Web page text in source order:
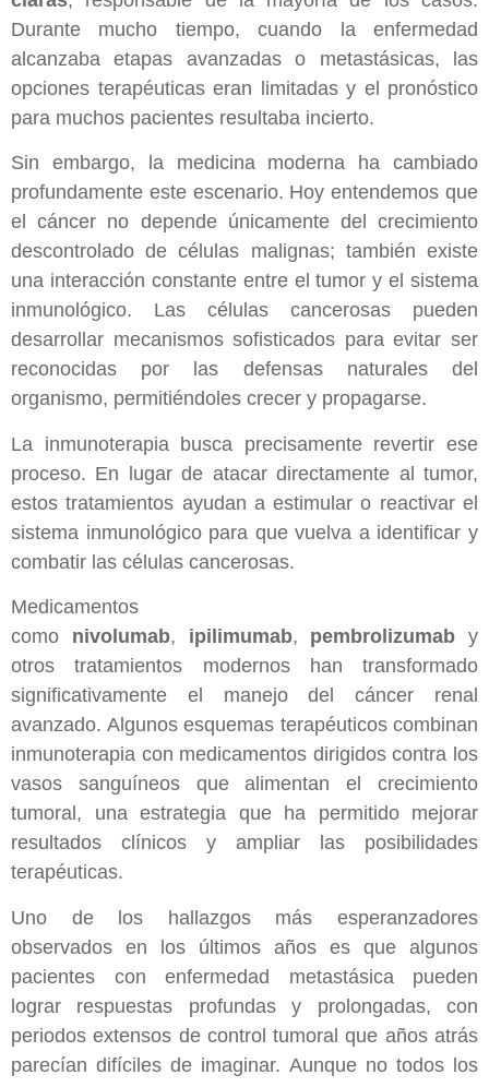
Durante mucho tiempo, cuando la enfermedad
alcanzaba etapas avanzadas o metastásicas, las
opciones terapéuticas eran limitadas y el pronóstico
para muchos pacientes resultaba incierto.
Sin embargo, la medicina moderna ha cambiado
profundamente este escenario. Hoy entendemos que
el cáncer no depende únicamente del crecimiento
descontrolado de células malignas; también existe
una interacción constante entre el tumor y el sistema
inmunológico. Las células cancerosas pueden
desarrollar mecanismos sofisticados para evitar ser
reconocidas por las defensas naturales del
organismo, permitiéndoles crecer y propagarse.
La inmunoterapia busca precisamente revertir ese
proceso. En lugar de atacar directamente al tumor,
estos tratamientos ayudan a estimular o reactivar el
sistema inmunológico para que vuelva a identificar y
combatir las células cancerosas.
Medicamentos
como nivolumab, ipilimumab, pembrolizumab y
otros tratamientos modernos han transformado
significativamente el manejo del cáncer renal
avanzado. Algunos esquemas terapéuticos combinan
inmunoterapia con medicamentos dirigidos contra los
vasos sanguíneos que alimentan el crecimiento
tumoral, una estrategia que ha permitido mejorar
resultados clínicos y ampliar las posibilidades
terapéuticas.
Uno de los hallazgos más esperanzadores
observados en los últimos años es que algunos
pacientes con enfermedad metastásica pueden
lograr respuestas profundas y prolongadas, con
periodos extensos de control tumoral que años atrás
parecían difíciles de imaginar. Aunque no todos los